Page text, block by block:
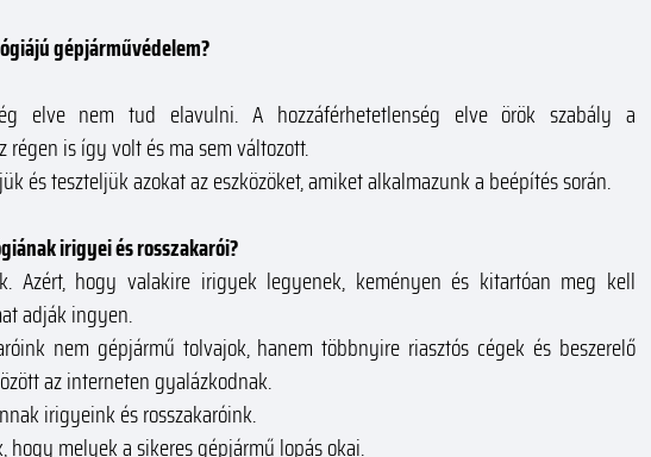
gépjárművédelem?
elve nem tud elavulni. A hozzáférhetetlenség elve örök szabály a
régen is így volt és ma sem változott.
és teszteljük azokat az eszközöket, amiket alkalmazunk a beépítés során.
irigyei és rosszakarói?
Azért, hogy valakire irigyek legyenek, keményen és kitartóan meg kell
adják ingyen.
nem gépjármű tolvajok, hanem többnyire riasztós cégek és beszerelő
az interneten gyalázkodnak.
irigyeink és rosszakaróink.
hogy melyek a sikeres gépjármű lopás okai.